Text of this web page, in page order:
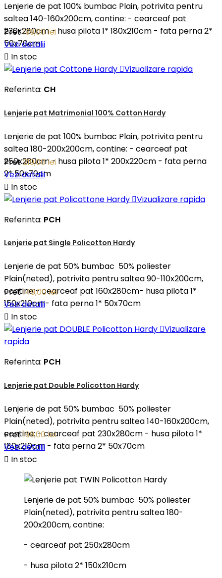
Lenjerie de pat 100% bumbac Plain, potrivita pentru
saltea 140-160x200cm, contine: - cearceaf pat
230x280cm - husa pilota 1* 180x210cm - fata perna 2*
50x70cm
Pret199,00 lei
Vezi detalii
 In stoc
Vizualizare rapida
Referinta: CH
Lenjerie pat Matrimonial 100% Cotton Hardy
Lenjerie de pat 100% bumbac Plain, potrivita pentru
saltea 180-200x200cm, contine: - cearceaf pat
250x280cm - husa pilota 1* 200x220cm - fata perna
2* 50x70cm
Pret219,00 lei
Vezi detalii
 In stoc
Vizualizare rapida
Referinta: PCH
Lenjerie pat Single Policotton Hardy
Lenjerie de pat 50% bumbac 50% poliester
Plain(neted), potrivita pentru saltea 90-110x200cm,
contine:- cearceaf pat 160x280cm- husa pilota 1*
150x210cm- fata perna 1* 50x70cm
Pret149,00 lei
Vezi detalii
 In stoc
Vizualizare
rapida
Referinta: PCH
Lenjerie pat Double Policotton Hardy
Lenjerie de pat 50% bumbac 50% poliester
Plain(neted), potrivita pentru saltea 140-160x200cm,
contine: - cearceaf pat 230x280cm - husa pilota 1*
180x210cm - fata perna 2* 50x70cm
Pret199,00 lei
Vezi detalii
 In stoc
Lenjerie de pat 50% bumbac 50% poliester
Plain(neted), potrivita pentru saltea 180-
200x200cm, contine:
- cearceaf pat 250x280cm
- husa pilota 2* 150x210cm